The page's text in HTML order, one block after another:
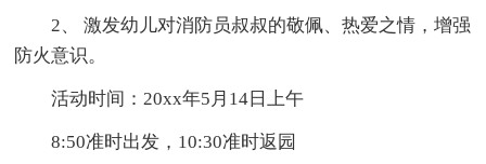
2、 激发幼儿对消防员叔叔的敬佩、热爱之情，增强
防火意识。
活动时间：20xx年5月14日上午
8:50准时出发，10:30准时返园